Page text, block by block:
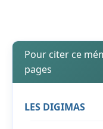
Pour citer ce
pages
LES DIGIMAS